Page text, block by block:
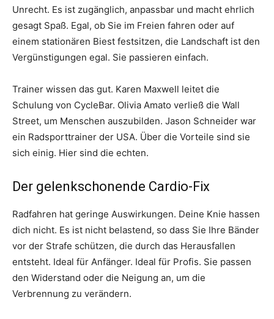
Unrecht. Es ist zugänglich, anpassbar und macht ehrlich
gesagt Spaß. Egal, ob Sie im Freien fahren oder auf
einem stationären Biest festsitzen, die Landschaft ist den
Vergünstigungen egal. Sie passieren einfach.
Trainer wissen das gut. Karen Maxwell leitet die
Schulung von CycleBar. Olivia Amato verließ die Wall
Street, um Menschen auszubilden. Jason Schneider war
ein Radsporttrainer der USA. Über die Vorteile sind sie
sich einig. Hier sind die echten.
Der gelenkschonende Cardio-Fix
Radfahren hat geringe Auswirkungen. Deine Knie hassen
dich nicht. Es ist nicht belastend, so dass Sie Ihre Bänder
vor der Strafe schützen, die durch das Herausfallen
entsteht. Ideal für Anfänger. Ideal für Profis. Sie passen
den Widerstand oder die Neigung an, um die
Verbrennung zu verändern.